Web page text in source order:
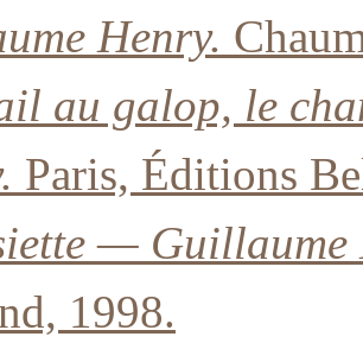
Henry.
au galop, le
Paris, Éditions
— Guillaume
1998.